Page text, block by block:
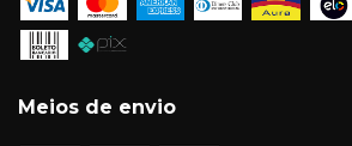
Meios de envio